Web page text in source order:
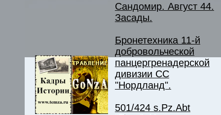
Сандомир. Август 44.
Засады.
Бронетехника 11-й
добровольческой
панцергренадерской
дивизии СС
"Нордланд".
501/424 s.Pz.Abt